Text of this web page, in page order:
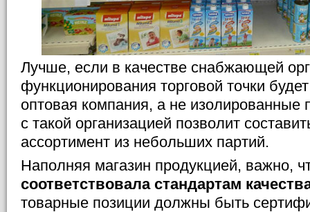
Лучше, если в качестве снабжающей
функционирования торговой точки
оптовая компания, а не изолированные
с такой организацией позволит
ассортимент из небольших партий.
Наполняя магазин продукцией, важно,
соответствовала стандартам
товарные позиции должны быть